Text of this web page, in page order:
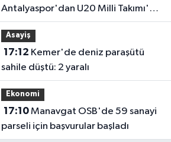
Antalyaspor'dan U20 Milli Takımı'na
davet
Asayiş
17:12
sahile düştü: 2 yaralı
Ekonomi
17:10Manavgat OSB'de 59 sanayi
parseli için başvurular başladı